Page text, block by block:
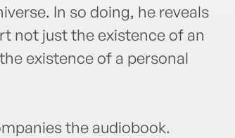
In so doing, he reveals
not just the existence of an
existence of a personal
the audiobook.